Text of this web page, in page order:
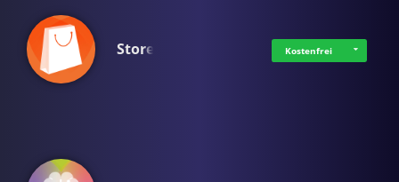
Store Kostenfrei